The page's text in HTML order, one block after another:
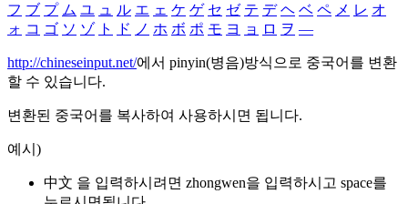
フ ブ プ ム ユ ュ ル エ ェ ケ ゲ セ ゼ テ デ ヘ ベ ペ メ レ オ
ォ コ ゴ ソ ゾ ト ド ノ ホ ボ ポ モ ヨ ョ ロ ヲ ―
http://chineseinput.net/에서 pinyin(병음)방식으로 중국어를 변환
할 수 있습니다.
변환된 중국어를 복사하여 사용하시면 됩니다.
예시)
中文 을 입력하시려면 zhongwen을 입력하시고 space를